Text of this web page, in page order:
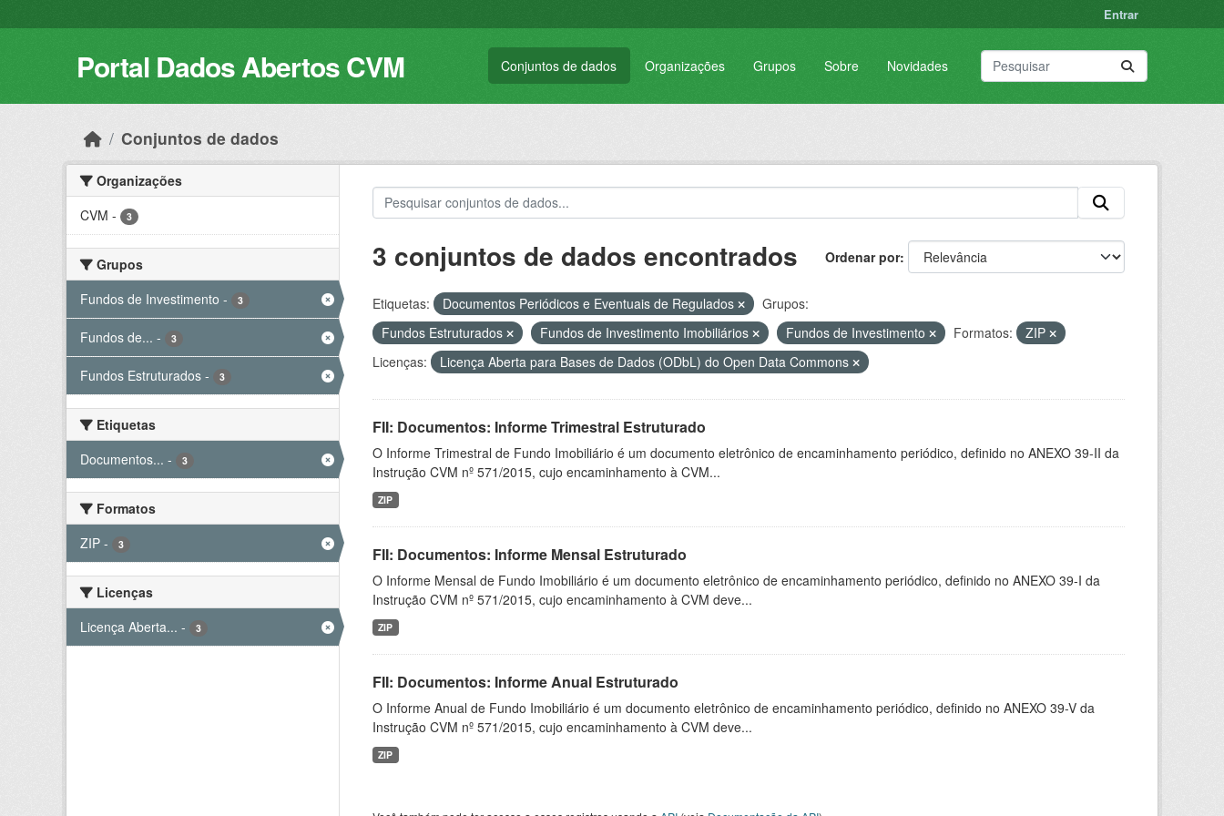
Entrar
Portal Dados Abertos CVM Conjuntos de dados Organizações Grupos Sobre Novidades
Conjuntos de dados
Organizações
CVM - 3
Grupos
Fundos de Investimento - 3
Fundos de... - 3
Fundos Estruturados - 3
Etiquetas
Documentos... - 3
Formatos
ZIP - 3
Licenças
Licença Aberta... - 3
Ordenar por
3 conjuntos de dados encontrados
Etiquetas: Documentos Periódicos e Eventuais de Regulados
Grupos:
Fundos Estruturados
Fundos de Investimento Imobiliários Fundos de Investimento Formatos:
ZIP
Licenças:
Licença Aberta para Bases de Dados (ODbL) do Open Data Commons
FII: Documentos: Informe Trimestral Estruturado
O Informe Trimestral de Fundo Imobiliário é um documento eletrônico de encaminhamento periódico, definido no ANEXO 39-II da
Instrução CVM nº 571/2015, cujo encaminhamento à CVM...
ZIP
FII: Documentos: Informe Mensal Estruturado
O Informe Mensal de Fundo Imobiliário é um documento eletrônico de encaminhamento periódico, definido no ANEXO 39-I da
Instrução CVM nº 571/2015, cujo encaminhamento à CVM deve...
ZIP
FII: Documentos: Informe Anual Estruturado
O Informe Anual de Fundo Imobiliário é um documento eletrônico de encaminhamento periódico, definido no ANEXO 39-V da
Instrução CVM nº 571/2015, cujo encaminhamento à CVM deve...
ZIP